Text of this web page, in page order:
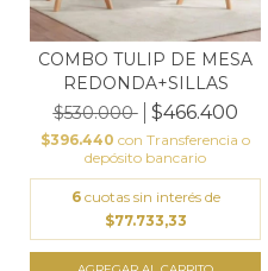
COMBO TULIP DE MESA
REDONDA+SILLAS
$530.000
$466.400
$396.440 con Transferencia o
depósito bancario
6 cuotas sin interés de
$77.733,33